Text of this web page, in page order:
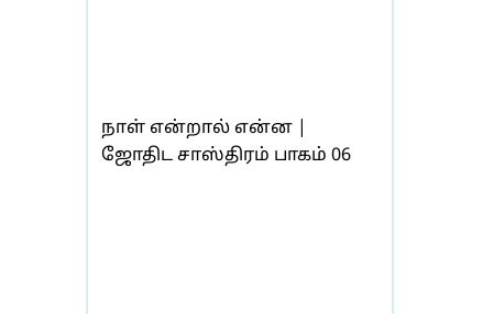
நாள் என்றால் என்ன |
ஜோதிட சாஸ்திரம் பாகம் 06